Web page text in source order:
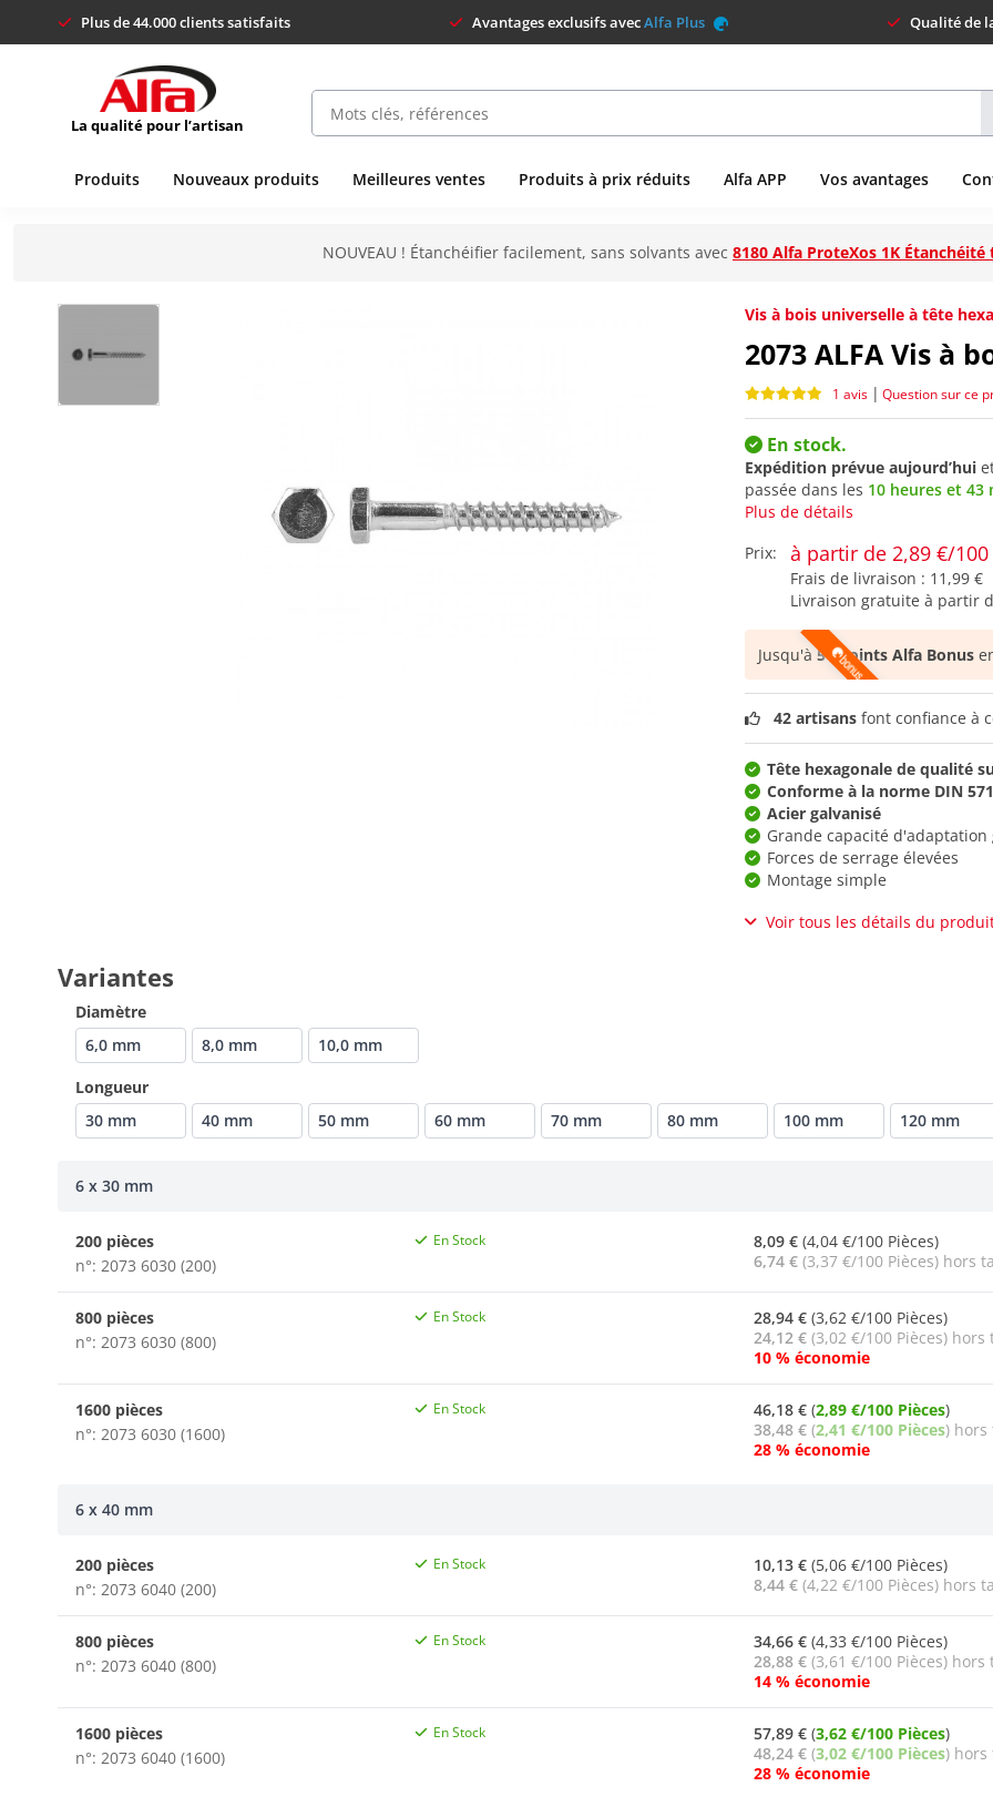
Plus de 44.000 clients satisfaits Avantages exclusifs avecAlfa Plus Qualité de
La qualité pour l’artisan
Produits Nouveaux produits Meilleures ventes Produits à prix réduits Alfa APP Vos avantages
NOUVEAU ! Étanchéifier facilement, sans solvants avec 8180 Alfa ProteXos 1K
Vis à bois universelle à tête
2073 ALFA Vis à
1 avis | Question sur ce
En stock.
Expédition prévue aujourd’hui
passée dans les 10 heures et 43
Plus de détails
Prix:
à partir de 2,89 €/100
Frais de livraison : 11,99 €
Livraison gratuite à partir
Jusqu'à51 points Alfa Bonus
42 artisans font confiance à
Tête hexagonale de qualité
Conforme à la norme DIN 571
Acier galvanisé
Grande capacité
Forces de serrage élevées
Montage simple
Voir tous les détails du
Variantes
Diamètre
6,0 mm
8,0 mm
10,0 mm
Longueur
30 mm
40 mm 50 mm 60 mm 70 mm 80 mm 100 mm 120 mm
6 x 30 mm
200 pièces
n°: 2073 6030 (200)
En Stock 8,09 € (4,04 €/100 Pièces)
6,74 € (3,37 €/100 Pièces) hors
800 pièces
n°: 2073 6030 (800)
En Stock 28,94 € (3,62 €/100 Pièces)
24,12 € (3,02 €/100 Pièces) hors
10 % économie
1600 pièces
n°: 2073 6030 (1600)
En Stock 46,18 € (2,89 €/100 Pièces)
38,48 € (2,41 €/100 Pièces) hors
28 % économie
6 x 40 mm
200 pièces
n°: 2073 6040 (200)
En Stock 10,13 € (5,06 €/100 Pièces)
8,44 € (4,22 €/100 Pièces) hors
800 pièces
n°: 2073 6040 (800)
En Stock 34,66 € (4,33 €/100 Pièces)
28,88 € (3,61 €/100 Pièces) hors
14 % économie
1600 pièces
n°: 2073 6040 (1600)
En Stock 57,89 € (3,62 €/100 Pièces)
48,24 € (3,02 €/100 Pièces) hors
28 % économie